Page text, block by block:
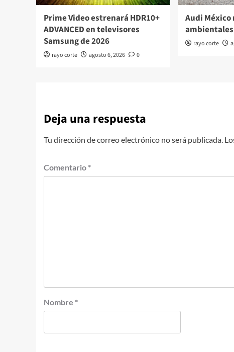
Prime Video estrenará HDR10+
ADVANCED en televisores
Samsung de 2026
rayo corte agosto 6, 2026 0
Audi
rayo corte
Deja una respuesta
Tu dirección de correo electrónico no será publicada.
Comentario *
Nombre *